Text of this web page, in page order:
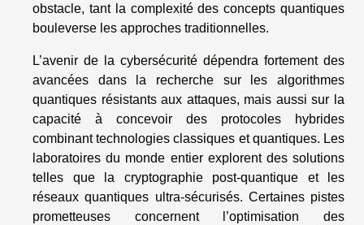
obstacle, tant la complexité des concepts quantiques
bouleverse les approches traditionnelles.
L’avenir de la cybersécurité dépendra fortement des
avancées dans la recherche sur les algorithmes
quantiques résistants aux attaques, mais aussi sur la
capacité à concevoir des protocoles hybrides
combinant technologies classiques et quantiques. Les
laboratoires du monde entier explorent des solutions
telles que la cryptographie post-quantique et les
réseaux quantiques ultra-sécurisés. Certaines pistes
prometteuses concernent l’optimisation des